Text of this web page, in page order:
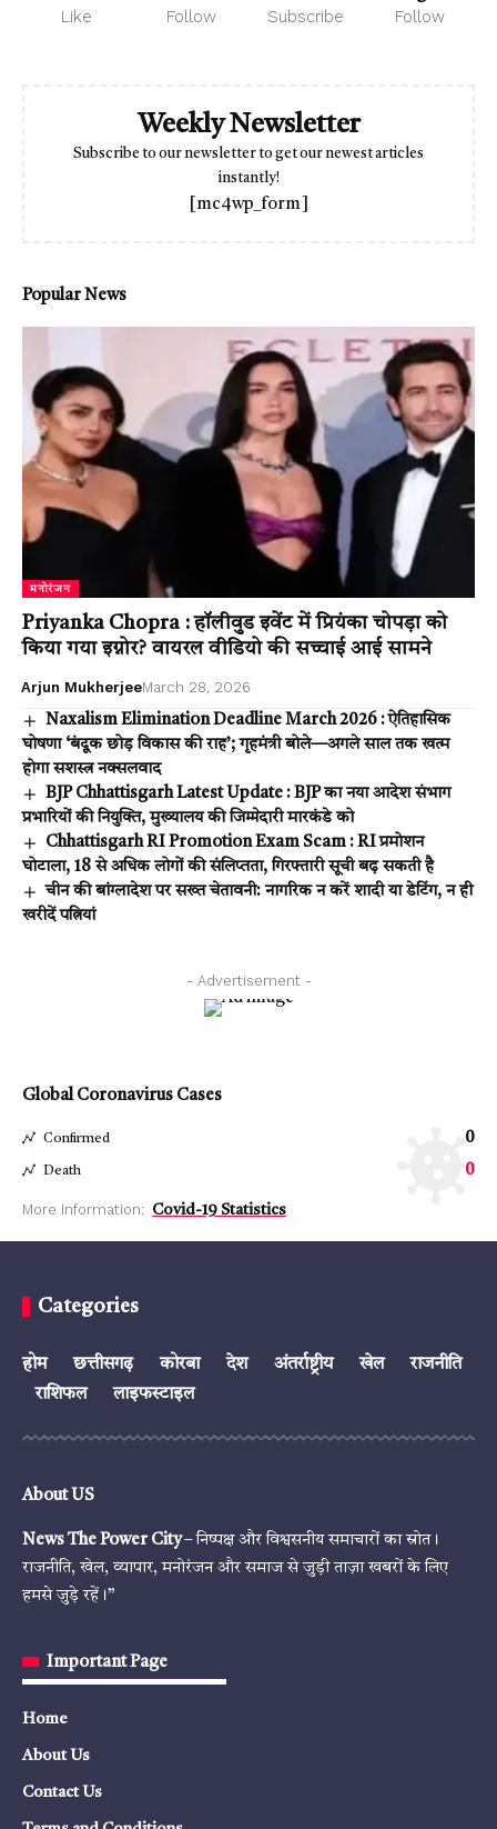
Like Follow Subscribe Follow
Weekly Newsletter
Subscribe to our newsletter to get our newest articles
instantly!
[mc4wp_form]
Popular News
मनोरंजन
Priyanka Chopra : हॉलीवुड इवेंट में प्रियंका चोपड़ा को
किया गया इग्नोर? वायरल वीडियो की सच्चाई आई सामने
Arjun MukherjeeMarch 28, 2026
Naxalism Elimination Deadline March 2026 : ऐतिहासिक
घोषणा ‘बंदूक छोड़ विकास की राह’; गृहमंत्री बोले—अगले साल तक खत्म
होगा सशस्त्र नक्सलवाद
BJP Chhattisgarh Latest Update : BJP का नया आदेश संभाग
प्रभारियों की नियुक्ति, मुख्यालय की जिम्मेदारी मारकंडे को
Chhattisgarh RI Promotion Exam Scam : RI प्रमोशन
घोटाला, 18 से अधिक लोगों की संलिप्तता, गिरफ्तारी सूची बढ़ सकती है
चीन की बांग्लादेश पर सख्त चेतावनी: नागरिक न करें शादी या डेटिंग, न ही
खरीदें पत्नियां
- Advertisement -
Global Coronavirus Cases
Confirmed 0
Death 0
More Information: Covid-19 Statistics
Categories
होम छत्तीसगढ़ कोरबा देश अंतर्राष्ट्रीय खेल
राजनीति
राशिफल
लाइफस्टाइल
About US
News The Power City– निष्पक्ष और विश्वसनीय समाचारों का स्रोत।
राजनीति, खेल, व्यापार, मनोरंजन और समाज से जुड़ी ताज़ा खबरों के लिए
हमसे जुड़े रहें।”
Important Page
Home
About Us
Contact Us